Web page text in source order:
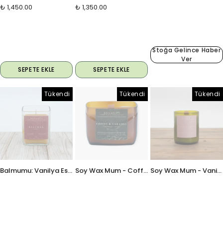
₺ 1,450.00
SEPETE EKLE
₺ 1,350.00
SEPETE EKLE
Stoğa Gelince Haber
Ver
Tükendi Tükendi Tükendi
Balmumu: Vanilya Esanslı - 250 gr - Upcycle Cam
Tükendi Tükendi
Soy Wax Mum - Coffee Caramel 250 gr - Upcycle Cam
Tükendi
Soy Wax Mum - Vanilla Ember 250 gr - Upcycle Cam